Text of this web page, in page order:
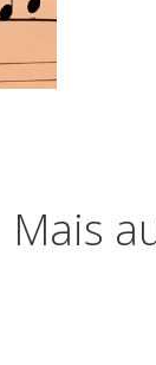
Mais